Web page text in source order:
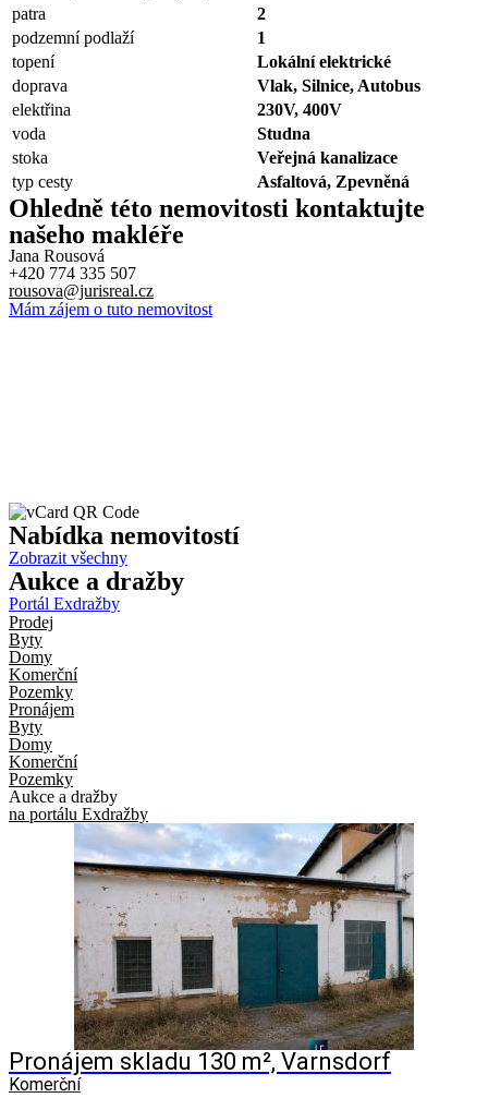
patra
2
podzemní podlaží
1
topení
Lokální elektrické
doprava
Vlak, Silnice, Autobus
elektřina
230V, 400V
voda
Studna
stoka
Veřejná kanalizace
typ cesty
Asfaltová, Zpevněná
Ohledně této nemovitosti kontaktujte
našeho makléře
Jana Rousová
+420 774 335 507
rousova@jurisreal.cz
Mám zájem o tuto nemovitost
Nabídka nemovitostí
Zobrazit všechny
Aukce a dražby
Portál Exdražby
Prodej
Byty
Domy
Komerční
Pozemky
Pronájem
Byty
Domy
Komerční
Pozemky
Aukce a dražby
na portálu Exdražby
Pronájem skladu 130 m², Varnsdorf
Komerční